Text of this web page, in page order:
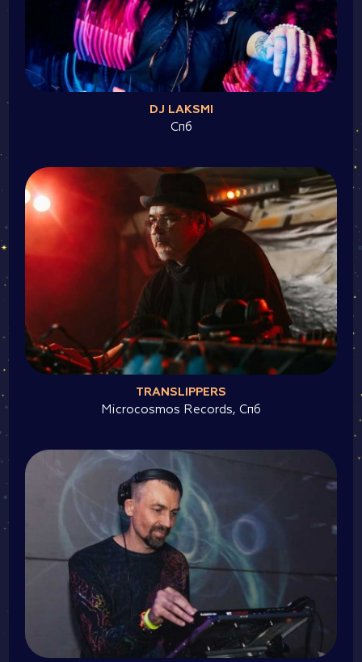
DJ LAKSMI
Спб
TRANSLIPPERS
Microcosmos Records, Спб